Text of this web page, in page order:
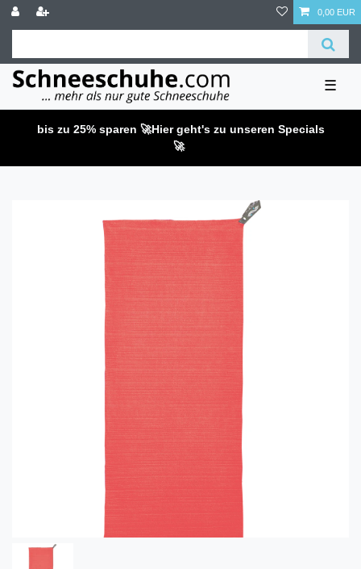
0,00 EUR
☰
bis zu 25% sparen 🚀Hier geht's zu unseren Specials
🚀